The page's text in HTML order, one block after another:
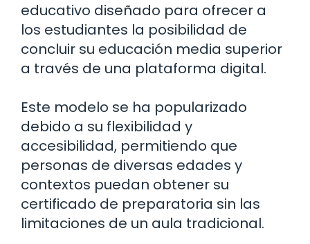
educativo diseñado para ofrecer a
los estudiantes la posibilidad de
concluir su educación media superior
a través de una plataforma digital.
Este modelo se ha popularizado
debido a su flexibilidad y
accesibilidad, permitiendo que
personas de diversas edades y
contextos puedan obtener su
certificado de preparatoria sin las
limitaciones de un aula tradicional.